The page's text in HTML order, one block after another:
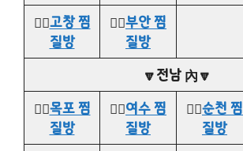
👉🏻고창 찜
질방
👉🏻부안 찜
질방
🔽전남 內🔽
👉🏻목포 찜
질방
👉🏻여수 찜
질방
👉🏻순천 찜
질방